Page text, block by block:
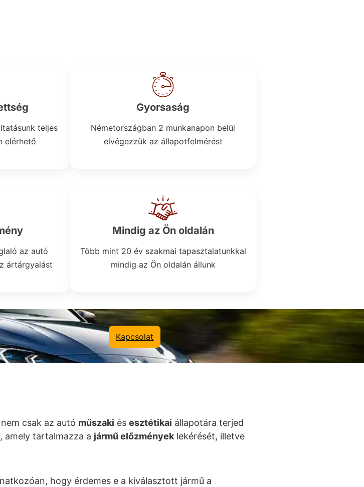
teljes
elérhető
Gyorsaság
Németországban 2 munkanapon belül
elvégezzük az állapotfelmérést
az autó
ártárgyalást
Mindig az Ön oldalán
Több mint 20 év szakmai tapasztalatunkkal
mindig az Ön oldalán állunk
Kapcsolat
csak az autó műszaki és esztétikai állapotára terjed
amely tartalmazza a jármű előzmények lekérését, illetve
hogy érdemes e a kiválasztott jármű a